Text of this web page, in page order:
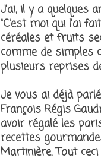
J'ai, il y a quelques
"C'est moi qui l'ai
céréales et fruits
comme de simples
plusieurs reprises
Je vous ai déjà
François Régis
avoir régalé les
recettes
Martinière. Tout